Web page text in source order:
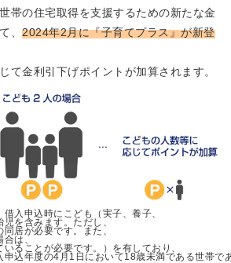
帯の住宅取得を支援するための新たな金
、 2024年2月に『子育てプラス』が新登
て金利引下げポイントが加算されます。
借入申込時にこども（実子、養子、
を含みます。ただし、
居が必要です。また、
は、
ることが必要です。）を有しており、
申込年度の4月1日において18歳未満である世帯で